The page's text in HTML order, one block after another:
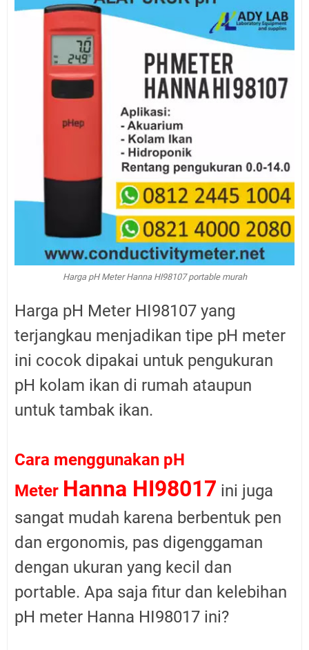
Harga pH Meter Hanna HI98107 portable murah
Harga pH Meter HI98107 yang
terjangkau menjadikan tipe pH meter
ini cocok dipakai untuk pengukuran
pH kolam ikan di rumah ataupun
untuk tambak ikan.
Cara menggunakan pH
Meter Hanna HI98017 ini juga
sangat mudah karena berbentuk pen
dan ergonomis, pas digenggaman
dengan ukuran yang kecil dan
portable. Apa saja fitur dan kelebihan
pH meter Hanna HI98017 ini?